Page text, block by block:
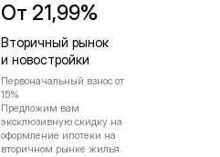
От 21,99%
Вторичный рынок
и новостройки
Первоначальный взнос от
15%
Предложим вам
эксклюзивную скидку на
оформление ипотеки на
вторичном рынке жилья.